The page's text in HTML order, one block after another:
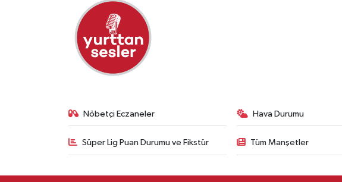
Nöbetçi Eczaneler Hava Durumu
Süper Lig Puan Durumu ve Fikstür Tüm Manşetler